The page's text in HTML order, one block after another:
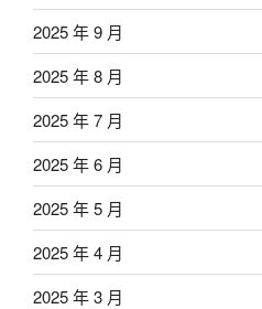
2025 年 9 月
2025 年 8 月
2025 年 7 月
2025 年 6 月
2025 年 5 月
2025 年 4 月
2025 年 3 月